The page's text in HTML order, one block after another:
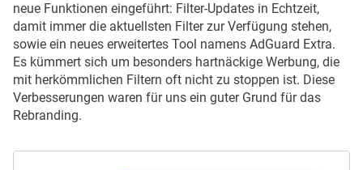
neue Funktionen eingeführt: Filter-Updates in Echtzeit,
damit immer die aktuellsten Filter zur Verfügung stehen,
sowie ein neues erweitertes Tool namens AdGuard Extra.
Es kümmert sich um besonders hartnäckige Werbung, die
mit herkömmlichen Filtern oft nicht zu stoppen ist. Diese
Verbesserungen waren für uns ein guter Grund für das
Rebranding.